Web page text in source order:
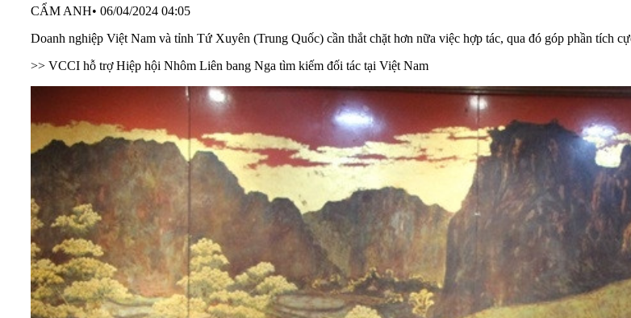
CẨM ANH• 06/04/2024 04:05
Doanh nghiệp Việt Nam và tỉnh Tứ Xuyên (Trung Quốc) cần thắt chặt hơn nữa việc hợp tác, qua đó góp phần tích
>> VCCI hỗ trợ Hiệp hội Nhôm Liên bang Nga tìm kiếm đối tác tại Việt Nam